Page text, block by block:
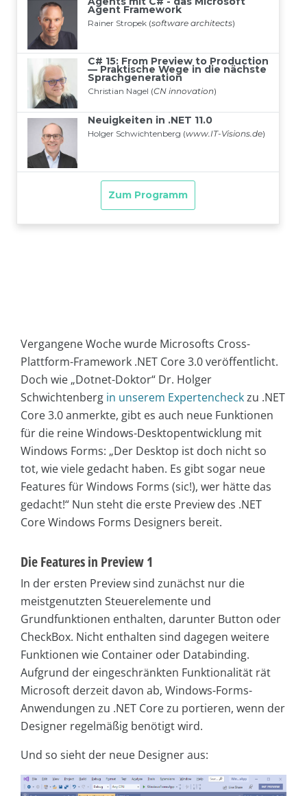
Vergangene Woche wurde Microsofts Cross-
Plattform-Framework .NET Core 3.0 veröffentlicht.
Doch wie „Dotnet-Doktor“ Dr. Holger
Schwichtenberg in unserem Expertencheckzu .NET
Core 3.0 anmerkte, gibt es auch neue Funktionen
für die reine Windows-Desktopentwicklung mit
Windows Forms: „Der Desktop ist doch nicht so
tot, wie viele gedacht haben. Es gibt sogar neue
Features für Windows Forms (sic!), wer hätte das
gedacht!“ Nun steht die erste Preview des .NET
Core Windows Forms Designers bereit.
Die Features in Preview 1
In der ersten Preview sind zunächst nur die
meistgenutzten Steuerelemente und
Grundfunktionen enthalten, darunter Button oder
CheckBox. Nicht enthalten sind dagegen weitere
Funktionen wie Container oder Databinding.
Aufgrund der eingeschränkten Funktionalität rät
Microsoft derzeit davon ab, Windows-Forms-
Anwendungen zu .NET Core zu portieren, wenn der
Designer regelmäßig benötigt wird.
Und so sieht der neue Designer aus: